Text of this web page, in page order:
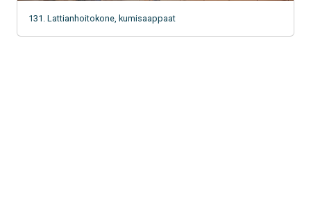
131. Lattianhoitokone, kumisaappaat